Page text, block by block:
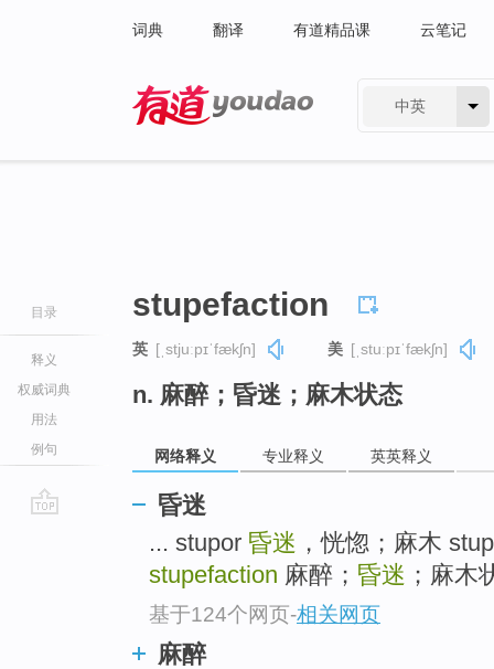
词典 翻译 有道精品课 云笔记
中英
目录
释义
权威词典
用法
例句
stupefaction
英 [ˌstjuːpɪˈfækʃn] 美 [ˌstuːpɪˈfækʃn]
n. 麻醉；昏迷；麻木状态
网络释义 专业释义 英英释义
昏迷
... stupor 昏迷 ，恍惚；麻木
stupefaction 麻醉； 昏迷 ；麻木
基于124个网页-相关网页
麻醉